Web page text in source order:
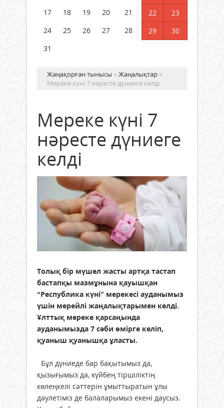
17
18 19 20 21 22
23
24
25 26 27 28 29
30
31
Жаңақорған тынысы »Жаңалықтар »
Мереке күні 7 нәресте дүниеге келді
Мереке күні 7
нәресте дүниеге
келді
Толық бір мүшел жасты артқа тастап
бастапқы мазмұнына қауышқан
“Республика күні” мерекесі ауданымыз
үшін мерейлі жаңалықтарымен келді.
Ұлттық мереке қарсаңында
ауданымызда 7 сәби өмірге келіп,
қуаныш қуанышқа ұласты.
Бұл дүниеде бар бақытымыз да,
қызығымыз да, күйбең тіршіліктің
көлеңкелі сәттерін ұмыттыратын ұлы
дәулетіміз де балаларымыз екені даусыз.